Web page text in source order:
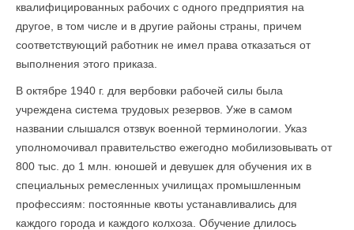
квалифицированных рабочих с одного предприятия на
другое, в том числе и в другие районы страны, причем
соответствующий работник не имел права отказаться от
выполнения этого приказа.
В октябре 1940 г. для вербовки рабочей силы была
учреждена система трудовых резервов. Уже в самом
названии слышался отзвук военной терминологии. Указ
уполномочивал правительство ежегодно мобилизовывать от
800 тыс. до 1 млн. юношей и девушек для обучения их в
специальных ремесленных училищах промышленным
профессиям: постоянные квоты устанавливались для
каждого города и каждого колхоза. Обучение длилось